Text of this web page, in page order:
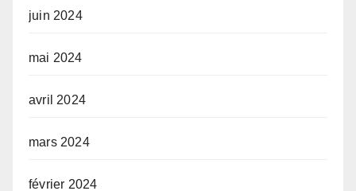
juin 2024
mai 2024
avril 2024
mars 2024
février 2024